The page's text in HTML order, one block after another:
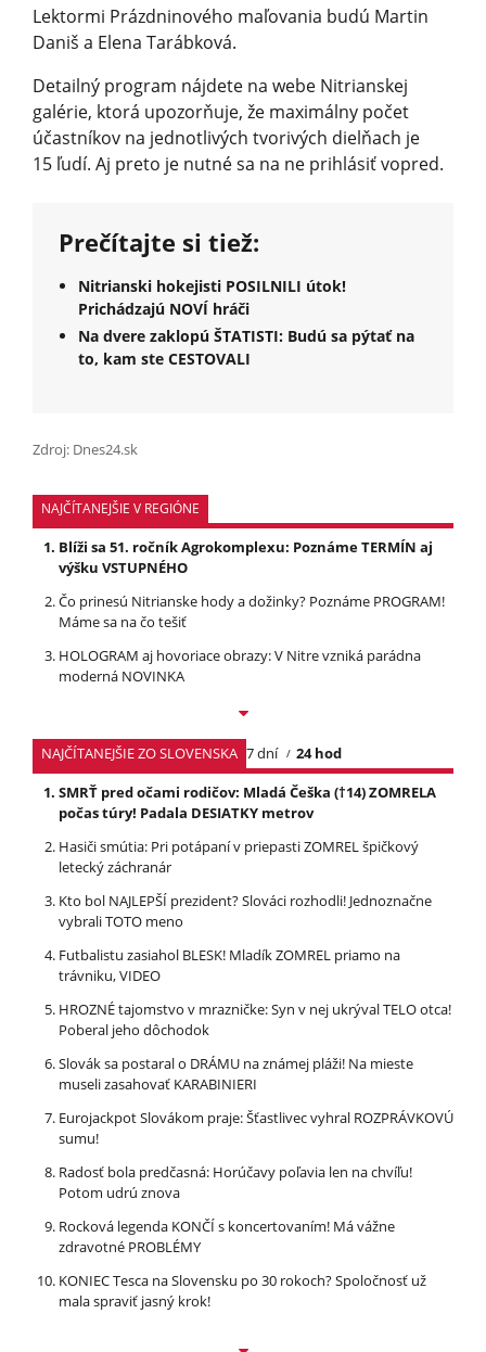
Lektormi Prázdninového maľovania budú Martin
Daniš a Elena Tarábková.
Detailný program nájdete na webe Nitrianskej
galérie, ktorá upozorňuje, že maximálny počet
účastníkov na jednotlivých tvorivých dielňach je
15 ľudí. Aj preto je nutné sa na ne prihlásiť vopred.
Prečítajte si tiež:
Nitrianski hokejisti POSILNILI útok!
Prichádzajú NOVÍ hráči
Na dvere zaklopú ŠTATISTI: Budú sa pýtať na
to, kam ste CESTOVALI
Zdroj: Dnes24.sk
NAJČÍTANEJŠIE V REGIÓNE
Blíži sa 51. ročník Agrokomplexu: Poznáme TERMÍN aj
výšku VSTUPNÉHO
Čo prinesú Nitrianske hody a dožinky? Poznáme PROGRAM!
Máme sa na čo tešiť
HOLOGRAM aj hovoriace obrazy: V Nitre vzniká parádna
moderná NOVINKA
NAJČÍTANEJŠIE ZO SLOVENSKA 7 dní
24 hod
SMRŤ pred očami rodičov: Mladá Češka (†14) ZOMRELA
počas túry! Padala DESIATKY metrov
Hasiči smútia: Pri potápaní v priepasti ZOMREL špičkový
letecký záchranár
Kto bol NAJLEPŠÍ prezident? Slováci rozhodli! Jednoznačne
vybrali TOTO meno
Futbalistu zasiahol BLESK! Mladík ZOMREL priamo na
trávniku, VIDEO
HROZNÉ tajomstvo v mrazničke: Syn v nej ukrýval TELO otca!
Poberal jeho dôchodok
Slovák sa postaral o DRÁMU na známej pláži! Na mieste
museli zasahovať KARABINIERI
Eurojackpot Slovákom praje: Šťastlivec vyhral ROZPRÁVKOVÚ
sumu!
Radosť bola predčasná: Horúčavy poľavia len na chvíľu!
Potom udrú znova
Rocková legenda KONČÍ s koncertovaním! Má vážne
zdravotné PROBLÉMY
KONIEC Tesca na Slovensku po 30 rokoch? Spoločnosť už
mala spraviť jasný krok!